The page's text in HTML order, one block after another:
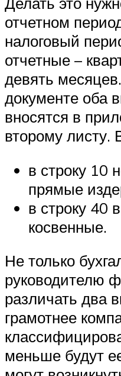
отчетном
налоговый
отчетные –
девять
документе оба
вносятся в
второму листу.
в строку 10
прямые
в строку 40
косвенные.
Не только
руководителю
различать два
грамотнее
меньше будут